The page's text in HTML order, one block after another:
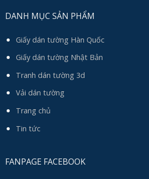
DANH MỤC SẢN PHẨM
Giấy dán tường Hàn Quốc
Giấy dán tường Nhật Bản
Tranh dán tường 3d
Vải dán tường
Trang chủ
Tin tức
FANPAGE FACEBOOK